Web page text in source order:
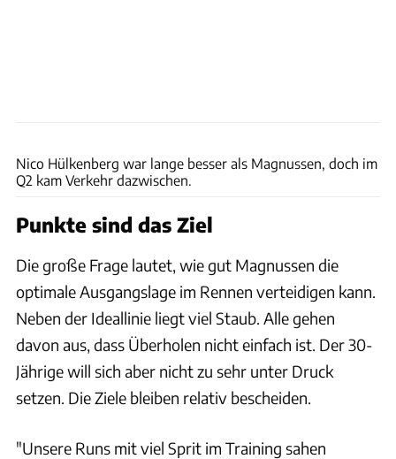
Nico Hülkenberg war lange besser als Magnussen, doch im
Q2 kam Verkehr dazwischen.
Punkte sind das Ziel
Die große Frage lautet, wie gut Magnussen die
optimale Ausgangslage im Rennen verteidigen kann.
Neben der Ideallinie liegt viel Staub. Alle gehen
davon aus, dass Überholen nicht einfach ist. Der 30-
Jährige will sich aber nicht zu sehr unter Druck
setzen. Die Ziele bleiben relativ bescheiden.
"Unsere Runs mit viel Sprit im Training sahen